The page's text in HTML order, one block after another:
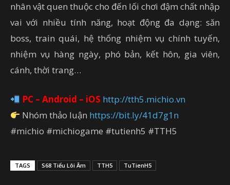
nhân vật quen thuộc cho đến lối chơi đậm chất nhập
vai với nhiều tính năng, hoạt động đa dạng: săn
boss, train quái, hệ thống nhiệm vụ chính tuyến,
nhiệm vụ hàng ngày, phó bản, kết hôn, gia viên,
cánh, thời trang…
PC – Android – iOS http://tth5.michio.vn
Nhóm thảo luận https://bit.ly/41d7g1n
#michio #michiogame #tutienh5 #TTH5
TAGS S68 Tiểu Lôi Âm TTH5 TuTienH5